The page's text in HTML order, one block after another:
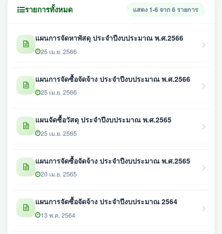
รายการทั้งหมด แสดง 1-6 จาก 6 รายการ
แผนการจัดหาพัสดุ ประจำปีงบประมาณ พ.ศ.2566
25 เม.ย. 2566
แผนการจัดซื้อจัดจ้าง ประจำปีงบประมาณ พ.ศ.2566
25 เม.ย. 2566
แผนจัดซื้อวัสดุ ประจำปีงบประมาณ พ.ศ.2565
25 เม.ย. 2565
แผนการจัดซื้อจัดจ้าง ประจำปีงบประมาณ พ.ศ.2565
20 เม.ย. 2565
แผนการจัดซื้อจัดจ้าง ประจำปีงบประมาณ 2564
13 พ.ค. 2564